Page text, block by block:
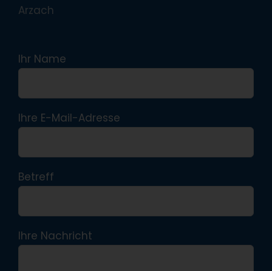
Arzach
Ihr Name
Ihre E-Mail-Adresse
Betreff
Ihre Nachricht